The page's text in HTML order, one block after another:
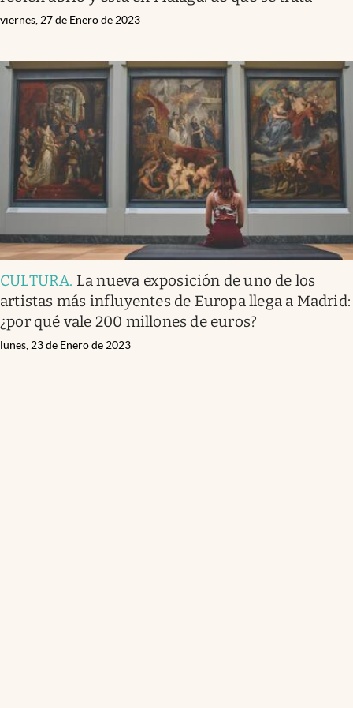
viernes, 27 de Enero de 2023
CULTURA. La nueva exposición de uno de los
artistas más influyentes de Europa llega a Madrid:
¿por qué vale 200 millones de euros?
lunes, 23 de Enero de 2023